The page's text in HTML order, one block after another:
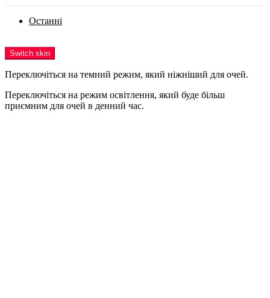
Останні
Switch skin
Переключіться на темний режим, який ніжніший для очей.
Переключіться на режим освітлення, який буде більш
приємним для очей в денний час.